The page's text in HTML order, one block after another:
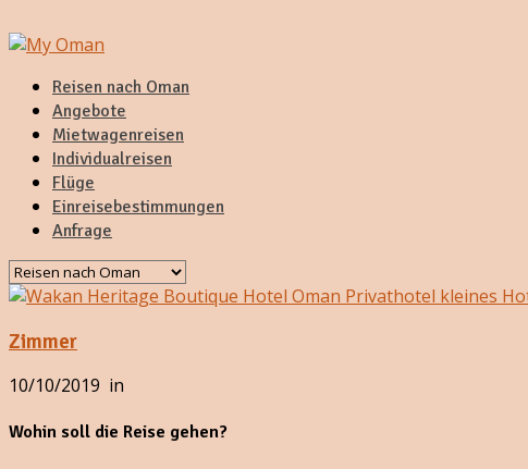
Reisen nach Oman
Angebote
Mietwagenreisen
Individualreisen
Flüge
Einreisebestimmungen
Anfrage
Zimmer
10/10/2019 in
Wohin soll die Reise gehen?